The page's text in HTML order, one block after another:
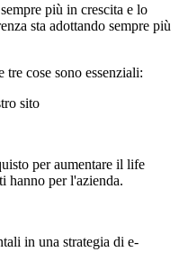
più in crescita e lo
sta adottando sempre più
cose sono essenziali:
sito
per aumentare il life
hanno per l'azienda.
in una strategia di e-